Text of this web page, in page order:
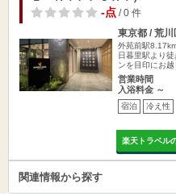
-点/ 0 件
東京都 / 荒川
外苑前駅
日暮里駅より
ンを目印にお越
営業時間
入浴料金 ～
宿泊 冷え性
楽天トラベル
関連情報から探す